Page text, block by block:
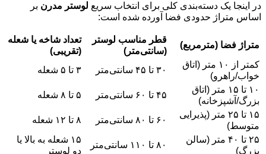
در اینجا یک دسته‌بندی کلی برای انتخاب سریع لوستر مدرن بر
اساس متراژ حدودی فضا آورده شده است:
متراژ فضا (مترمربع)
قطر مناسب لوستر
(سانتی‌متر)
تعداد شاخه یا شعله
(تقریبی)
کمتر از ۱۰ متر (اتاق
خواب/راهرو)
۳۰ تا ۴۵ سانتی‌متر
۳ تا ۵ شعله
۱۰ تا ۱۵ متر (اتاق
بزرگ/آشپزخانه)
۴۵ تا ۶۰ سانتی‌متر
۵ تا ۸ شعله
۱۵ تا ۲۵ متر (پذیرایی
متوسط)
۶۰ تا ۸۰ سانتی‌متر
۸ تا ۱۲ شعله
۲۵ تا ۴۰ متر (سالن
بزرگ)
۸۰ تا ۱۱۰ سانتی‌متر
۱۵ شعله به بالا یا
دو لوستر